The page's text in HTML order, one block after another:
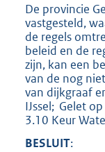
De provincie
vastgesteld,
de regels
beleid en de
zijn, kan een
van de nog
van dijkgraaf
IJssel; Gelet
3.10 Keur
BESLUIT: